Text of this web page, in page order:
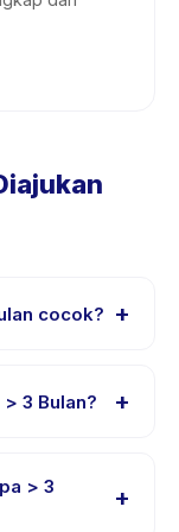
cocok? +
program untuk
usia ini
3 Bulan? +
check-
> 3
+